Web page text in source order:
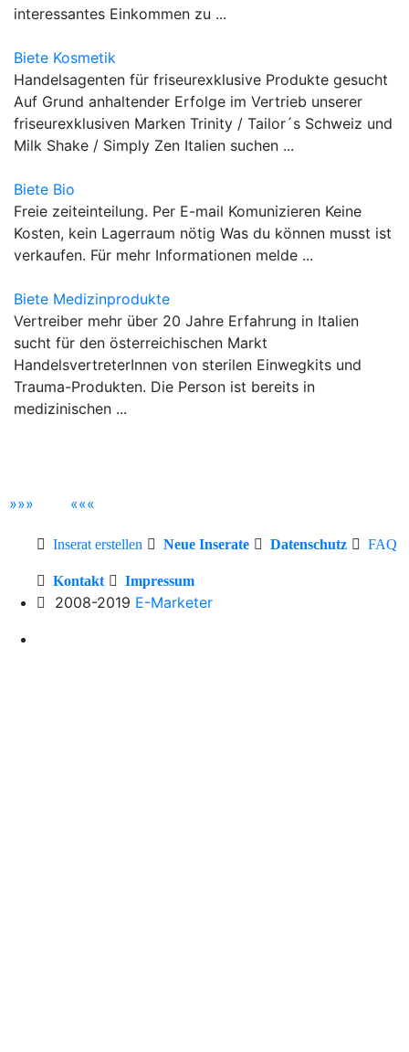
interessantes Einkommen zu ...
Biete Kosmetik
Handelsagenten für friseurexklusive Produkte gesucht
Auf Grund anhaltender Erfolge im Vertrieb unserer
friseurexklusiven Marken Trinity / Tailor´s Schweiz und
Milk Shake / Simply Zen Italien suchen ...
Biete Bio
Freie zeiteinteilung. Per E-mail Komunizieren Keine
Kosten, kein Lagerraum nötig Was du können musst ist
verkaufen. Für mehr Informationen melde ...
Biete Medizinprodukte
Vertreiber mehr über 20 Jahre Erfahrung in Italien
sucht für den österreichischen Markt
HandelsvertreterInnen von sterilen Einwegkits und
Trauma-Produkten. Die Person ist bereits in
medizinischen ...
»»» «««
Inserat erstellen Neue Inserate Datenschutz FAQ
Kontakt Impressum
2008-2019 E-Marketer